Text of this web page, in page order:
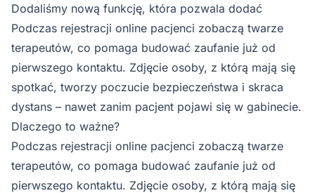
Dodaliśmy nową funkcję, która pozwala dodać
Podczas rejestracji online pacjenci zobaczą twarze
terapeutów, co pomaga budować zaufanie już od
pierwszego kontaktu. Zdjęcie osoby, z którą mają się
spotkać, tworzy poczucie bezpieczeństwa i skraca
dystans – nawet zanim pacjent pojawi się w gabinecie.
Dlaczego to ważne?
Podczas rejestracji online pacjenci zobaczą twarze
terapeutów, co pomaga budować zaufanie już od
pierwszego kontaktu. Zdjęcie osoby, z którą mają się